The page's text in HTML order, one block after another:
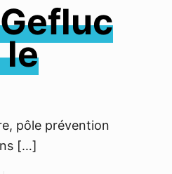
le
pôle prévention
[…]